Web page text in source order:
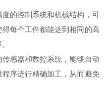
的控制系统和机械结构，可
每个工件都能达到相同的高
感器和数控系统，能够自动
序进行精确加工，从而避免